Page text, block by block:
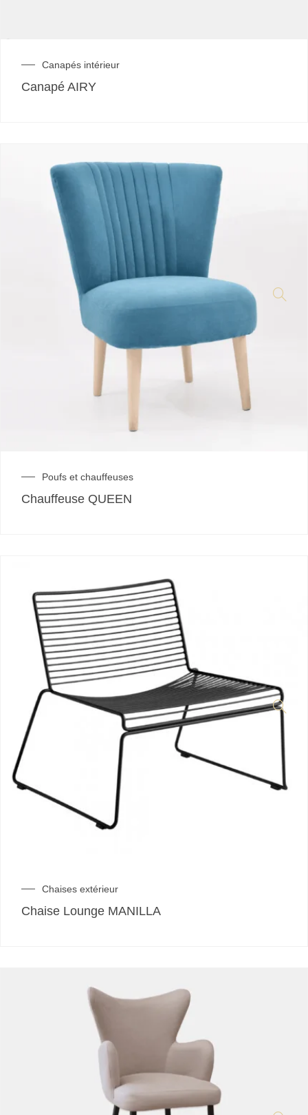
Canapés intérieur
Canapé AIRY
Poufs et chauffeuses
Chauffeuse QUEEN
Chaises extérieur
Chaise Lounge MANILLA